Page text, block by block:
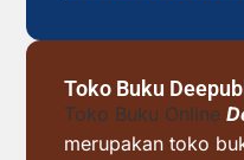
Toko Buku
Toko Buku Online
merupakan toko